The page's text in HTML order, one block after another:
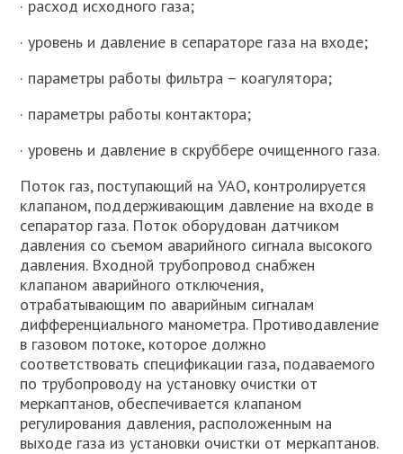
· расход исходного газа;
· уровень и давление в сепараторе газа на входе;
· параметры работы фильтра – коагулятора;
· параметры работы контактора;
· уровень и давление в скруббере очищенного газа.
Поток газ, поступающий на УАО, контролируется
клапаном, поддерживающим давление на входе в
сепаратор газа. Поток оборудован датчиком
давления со съемом аварийного сигнала высокого
давления. Входной трубопровод снабжен
клапаном аварийного отключения,
отрабатывающим по аварийным сигналам
дифференциального манометра. Противодавление
в газовом потоке, которое должно
соответствовать спецификации газа, подаваемого
по трубопроводу на установку очистки от
меркаптанов, обеспечивается клапаном
регулирования давления, расположенным на
выходе газа из установки очистки от меркаптанов.